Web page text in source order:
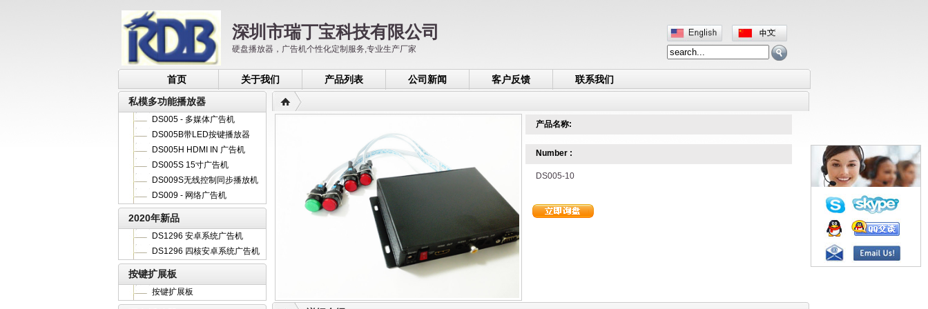
深圳市瑞丁宝科技有限公司
硬盘播放器，广告机个性化定制服务,专业生产厂家
首页 关于我们 产品列表 公司新闻 客户反馈
联系我们
私模多功能播放器
DS005 - 多媒体广告机
DS005B带LED按键播放器
DS005H HDMI IN 广告机
DS005S 15寸广告机
DS009S无线控制同步播放机
DS009 - 网络广告机
2020年新品
DS1296 安卓系统广告机
DS1296 四核安卓系统广告机
按键扩展板
按键扩展板
产品名称:
Number :
DS005-10